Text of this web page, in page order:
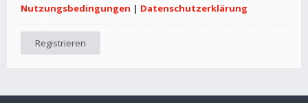
Nutzungsbedingungen | Datenschutzerklärung
Registrieren